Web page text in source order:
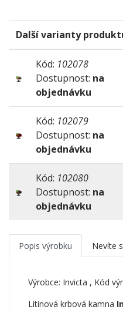
Barva
Další varianty
Kód: 102078
Dostupnost: na
objednávku
Kód: 102079
Dostupnost: na
objednávku
Kód: 102080
Dostupnost: na
objednávku
Popis výrobku Nevíte
Výrobce: Invicta , Kód
Litinová krbová kamna